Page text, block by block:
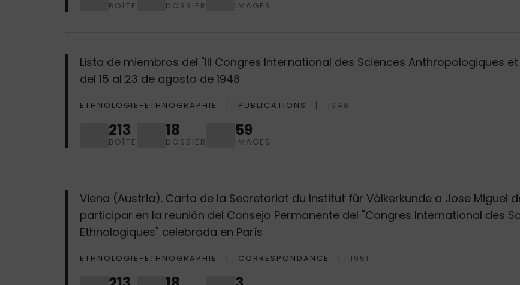
BOÎTE DOSSIER IMAGES
Lista de miembros del "III Congres International des Sciences Anthropologiques
del 15 al 23 de agosto de 1948
ETHNOLOGIE-ETHNOGRAPHIE PUBLICATIONS 1948
213
BOÎTE
18
DOSSIER
59
IMAGES
Viena (Austria). Carta de la Secretariat du Institut für Völkerkunde a Jose Miguel
participar en la reunión del Consejo Permanente del "Congres International des
Ethnologiques" celebrada en París
ETHNOLOGIE-ETHNOGRAPHIE CORRESPONDANCE 1951